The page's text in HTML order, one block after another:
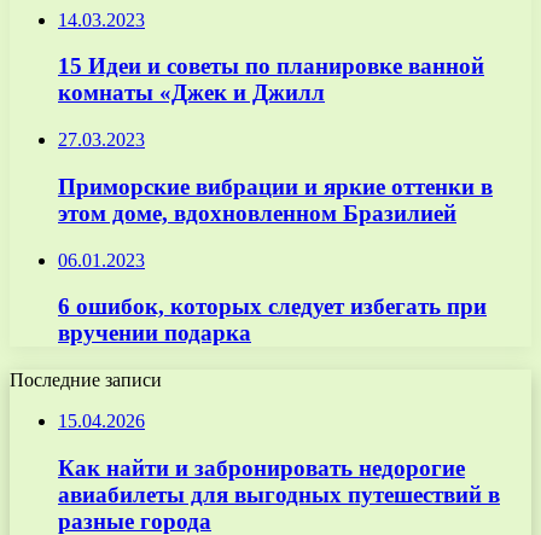
14.03.2023
15 Идеи и советы по планировке ванной
комнаты «Джек и Джилл
27.03.2023
Приморские вибрации и яркие оттенки в
этом доме, вдохновленном Бразилией
06.01.2023
6 ошибок, которых следует избегать при
вручении подарка
Последние записи
15.04.2026
Как найти и забронировать недорогие
авиабилеты для выгодных путешествий в
разные города